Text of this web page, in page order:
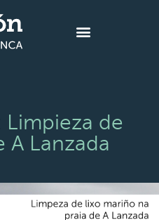
Limpieza de
A Lanzada